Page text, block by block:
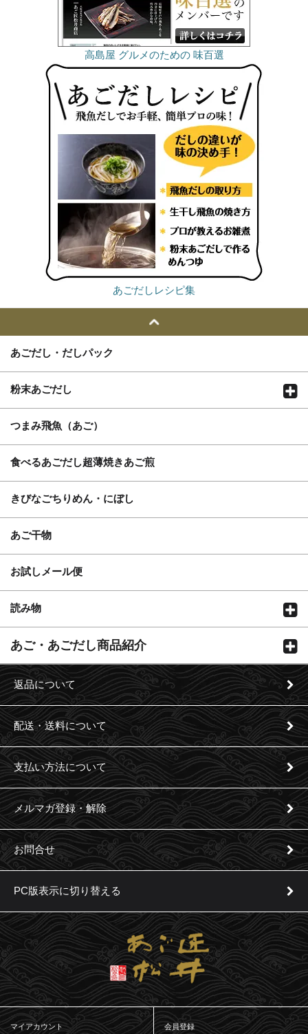
高島屋 グルメのための 味百選
あごだしレシピ集
あごだし・だしパック
粉末あごだし
つまみ飛魚（あご）
食べるあごだし超薄焼きあご煎
きびなごちりめん・にぼし
あご干物
お試しメール便
読み物
あご・あごだし商品紹介
返品について
配送・送料について
支払い方法について
メルマガ登録・解除
お問合せ
PC版表示に切り替える
マイアカウント 会員登録